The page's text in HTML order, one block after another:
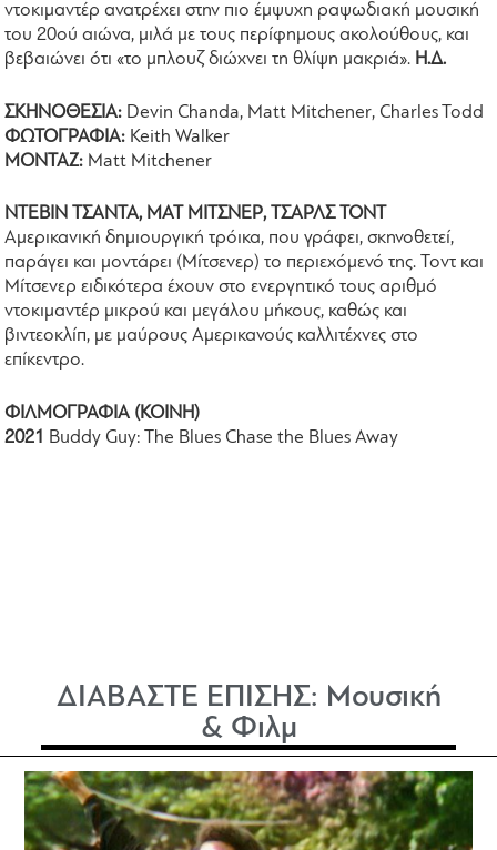
ντοκιμαντέρ ανατρέχει στην πιο έμψυχη ραψωδιακή μουσική
του 20ού αιώνα, μιλά με τους περίφημους ακολούθους, και
βεβαιώνει ότι «το μπλουζ διώχνει τη θλίψη μακριά». Η.Δ.
ΣΚΗΝΟΘΕΣΙΑ: Devin Chanda, Matt Mitchener, Charles Todd
ΦΩΤΟΓΡΑΦΙΑ: Keith Walker
ΜΟΝΤΑΖ: Matt Mitchener
ΝΤΕΒΙΝ ΤΣΑΝΤΑ, ΜΑΤ ΜΙΤΣΝΕΡ, ΤΣΑΡΛΣ ΤΟΝΤ
Αμερικανική δημιουργική τρόικα, που γράφει, σκηνοθετεί,
παράγει και μοντάρει (Μίτσενερ) το περιεχόμενό της. Τοντ και
Μίτσενερ ειδικότερα έχουν στο ενεργητικό τους αριθμό
ντοκιμαντέρ μικρού και μεγάλου μήκους, καθώς και
βιντεοκλίπ, με μαύρους Αμερικανούς καλλιτέχνες στο
επίκεντρο.
ΦΙΛΜΟΓΡΑΦΙΑ (ΚΟΙΝΗ)
2021 Buddy Guy: The Blues Chase the Blues Away
ΔΙΑΒΑΣΤΕ ΕΠΙΣΗΣ: Μουσική
& Φιλμ